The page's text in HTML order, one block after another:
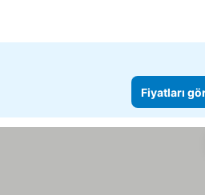
Fiyatları